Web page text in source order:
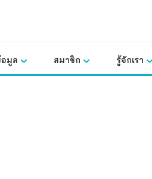
มูล สมาชิก รู้จักเรา